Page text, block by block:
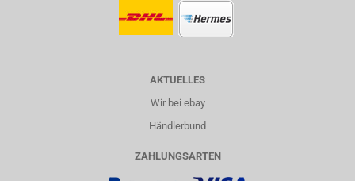
AKTUELLES
Wir bei ebay
Händlerbund
ZAHLUNGSARTEN